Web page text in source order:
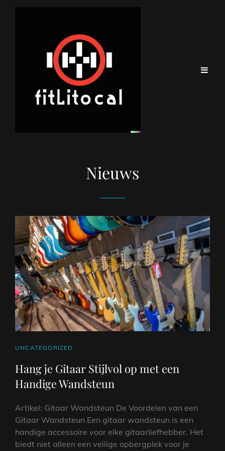
Nieuws
CAT
UNCATEGORIZED
Hang je Gitaar Stijlvol op met een
Handige Wandsteun
Artikel: Gitaar Wandsteun De Voordelen van een
Gitaar Wandsteun Een gitaar wandsteun is een
handige accessoire voor elke gitaarliefhebber. Het
biedt niet alleen een veilige opbergplek voor je